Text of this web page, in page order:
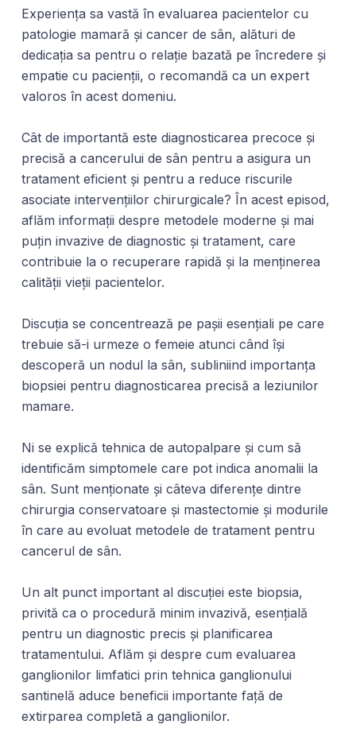
Experiența sa vastă în evaluarea pacientelor cu
patologie mamară și cancer de sân, alături de
dedicația sa pentru o relație bazată pe încredere și
empatie cu pacienții, o recomandă ca un expert
valoros în acest domeniu.
Cât de importantă este diagnosticarea precoce și
precisă a cancerului de sân pentru a asigura un
tratament eficient și pentru a reduce riscurile
asociate intervențiilor chirurgicale? În acest episod,
aflăm informații despre metodele moderne și mai
puțin invazive de diagnostic și tratament, care
contribuie la o recuperare rapidă și la menținerea
calității vieții pacientelor.
Discuția se concentrează pe pașii esențiali pe care
trebuie să-i urmeze o femeie atunci când își
descoperă un nodul la sân, subliniind importanța
biopsiei pentru diagnosticarea precisă a leziunilor
mamare.
Ni se explică tehnica de autopalpare și cum să
identificăm simptomele care pot indica anomalii la
sân. Sunt menționate și câteva diferențe dintre
chirurgia conservatoare și mastectomie și modurile
în care au evoluat metodele de tratament pentru
cancerul de sân.
Un alt punct important al discuției este biopsia,
privită ca o procedură minim invazivă, esențială
pentru un diagnostic precis și planificarea
tratamentului. Aflăm și despre cum evaluarea
ganglionilor limfatici prin tehnica ganglionului
santinelă aduce beneficii importante față de
extirparea completă a ganglionilor.